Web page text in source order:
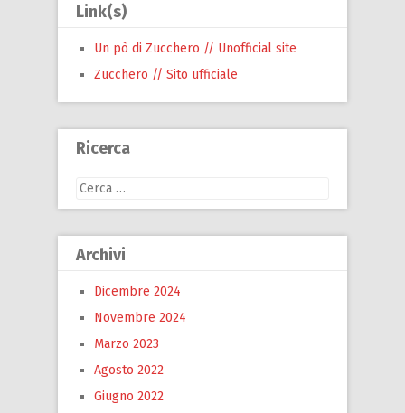
Link(s)
Un pò di Zucchero // Unofficial site
Zucchero // Sito ufficiale
Ricerca
Ricerca
Archivi
Dicembre 2024
Novembre 2024
Marzo 2023
Agosto 2022
Giugno 2022